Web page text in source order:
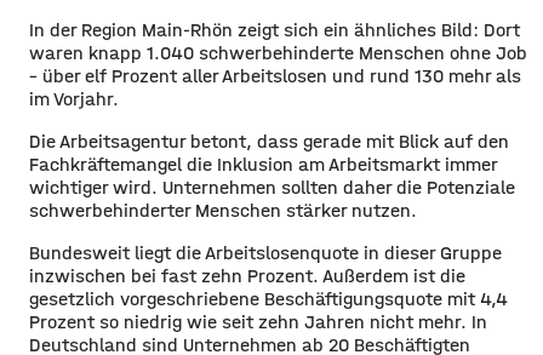
In der Region Main-Rhön zeigt sich ein ähnliches Bild: Dort
waren knapp 1.040 schwerbehinderte Menschen ohne Job
– über elf Prozent aller Arbeitslosen und rund 130 mehr als
im Vorjahr.
Die Arbeitsagentur betont, dass gerade mit Blick auf den
Fachkräftemangel die Inklusion am Arbeitsmarkt immer
wichtiger wird. Unternehmen sollten daher die Potenziale
schwerbehinderter Menschen stärker nutzen.
Bundesweit liegt die Arbeitslosenquote in dieser Gruppe
inzwischen bei fast zehn Prozent. Außerdem ist die
gesetzlich vorgeschriebene Beschäftigungsquote mit 4,4
Prozent so niedrig wie seit zehn Jahren nicht mehr. In
Deutschland sind Unternehmen ab 20 Beschäftigten